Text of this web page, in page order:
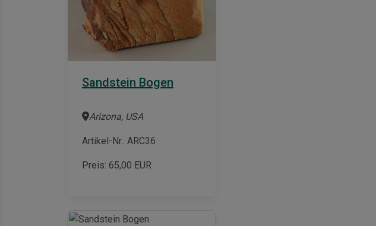
Sandstein Bogen
Arizona, USA
Artikel-Nr.: ARC36
Preis: 65,00 EUR